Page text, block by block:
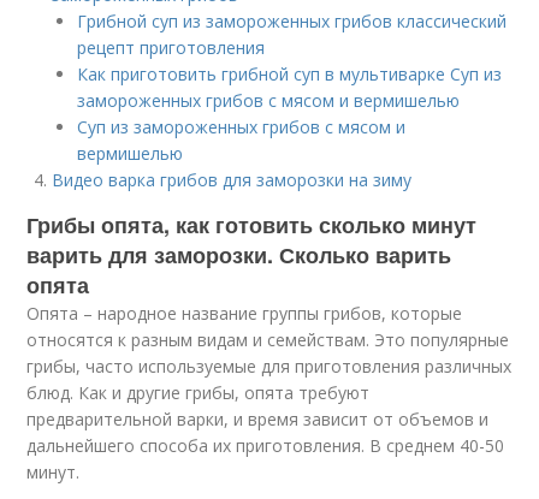
Грибной суп из замороженных грибов классический
рецепт приготовления
Как приготовить грибной суп в мультиварке Суп из
замороженных грибов с мясом и вермишелью
Суп из замороженных грибов с мясом и
вермишелью
Видео варка грибов для заморозки на зиму
Грибы опята, как готовить сколько минут
варить для заморозки. Сколько варить
опята
Опята – народное название группы грибов, которые
относятся к разным видам и семействам. Это популярные
грибы, часто используемые для приготовления различных
блюд. Как и другие грибы, опята требуют
предварительной варки, и время зависит от объемов и
дальнейшего способа их приготовления. В среднем 40-50
минут.